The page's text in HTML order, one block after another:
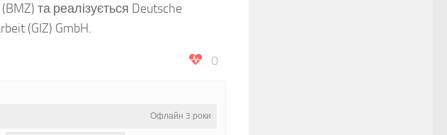
та реалізується Deutsche
(GIZ) GmbH.
0
Офлайн 3 роки